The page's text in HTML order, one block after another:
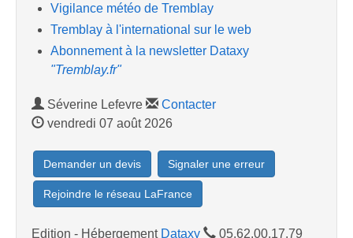
Vigilance météo de Tremblay
Tremblay à l'international sur le web
Abonnement à la newsletter Dataxy
"Tremblay.fr"
Séverine Lefevre
Contacter
vendredi 07 août 2026
Demander un devis Signaler une erreur
Rejoindre le réseau LaFrance
Edition - Hébergement Dataxy
05.62.00.17.79